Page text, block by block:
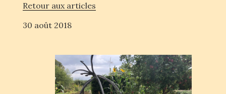
Retour aux articles
30 août 2018